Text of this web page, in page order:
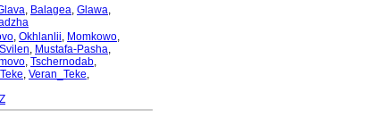
, Balagea, Glawa,
, Okhlanlii, Momkowo,
Svilen, Mustafa-Pasha,
, Tschernodab,
, Veran_Teke,
Z